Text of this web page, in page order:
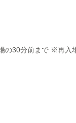
の30分前まで ※再入